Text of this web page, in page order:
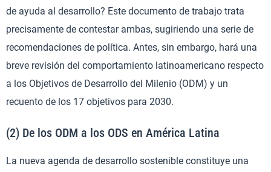
de ayuda al desarrollo? Este documento de trabajo trata
precisamente de contestar ambas, sugiriendo una serie de
recomendaciones de política. Antes, sin embargo, hará una
breve revisión del comportamiento latinoamericano respecto
a los Objetivos de Desarrollo del Milenio (ODM) y un
recuento de los 17 objetivos para 2030.
(2) De los ODM a los ODS en América Latina
La nueva agenda de desarrollo sostenible constituye una